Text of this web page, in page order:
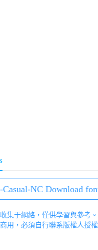
NC Download
集于網絡，僅供學習與參考
用，必須自行聯系版權人授